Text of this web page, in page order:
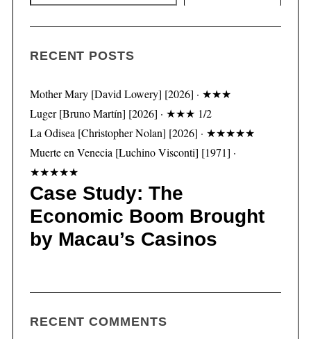
RECENT POSTS
Mother Mary [David Lowery] [2026] · ★★★
Luger [Bruno Martín] [2026] · ★★★ 1/2
La Odisea [Christopher Nolan] [2026] · ★★★★★
Muerte en Venecia [Luchino Visconti] [1971] ·
★★★★★
Case Study: The
Economic Boom Brought
by Macau’s Casinos
RECENT COMMENTS
S
r
c
h
r
: